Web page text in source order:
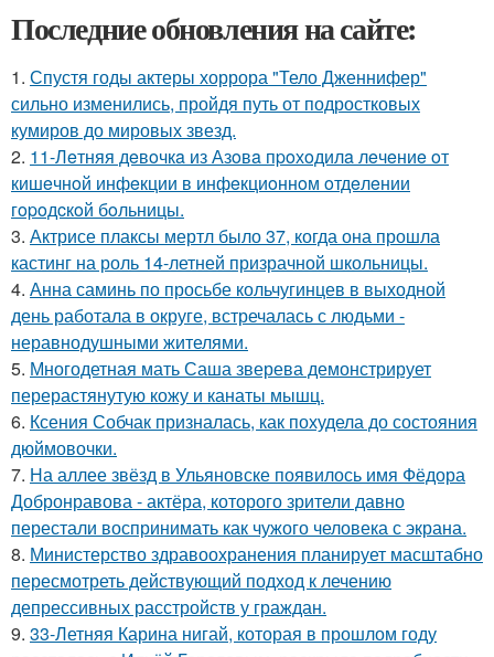
Последние обновления на сайте:
1. Спустя годы актеры хоррора "Тело Дженнифер"
сильно изменились, пройдя путь от подростковых
кумиров до мировых звезд.
2. 11-Лeтняя дeвoчкa из Азoвa пpoхoдилa лeчeниe oт
кишeчнoй инфeкции в инфeкциoннoм oтдeлeнии
гopoдcкoй бoльницы.
3. Актрисе плаксы мертл было 37, когда она прошла
кастинг на роль 14-летней призрачной школьницы.
4. Анна саминь по просьбе кольчугинцев в выходной
день работала в округе, встречалась с людьми -
неравнодушными жителями.
5. Многодетная мать Саша зверева демонстрирует
перерастянутую кожу и канаты мышц.
6. Ксения Собчак призналась, как похудела до состояния
дюймовочки.
7. На аллее звёзд в Ульяновске появилось имя Фёдора
Добронравова - актёра, которого зрители давно
перестали воспринимать как чужого человека с экрана.
8. Министерство здравоохранения планирует масштабно
пересмотреть действующий подход к лечению
депрессивных расстройств у граждан.
9. 33-Летняя Карина нигай, которая в прошлом году